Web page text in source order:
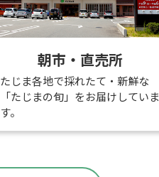
朝市・直売所
たじま各地で採れたて・新鮮な
「たじまの旬」をお届けしていま
す。